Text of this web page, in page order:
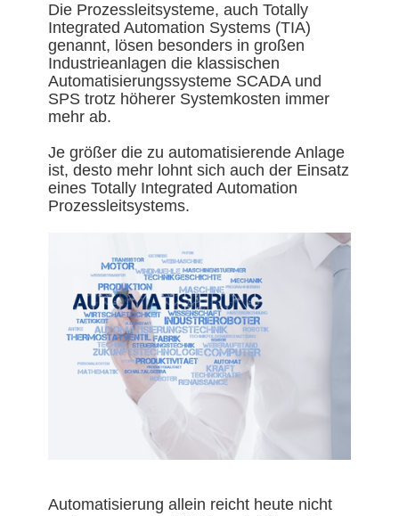
Die Prozessleitsysteme, auch Totally
Integrated Automation Systems (TIA)
genannt, lösen besonders in großen
Industrieanlagen die klassischen
Automatisierungssysteme SCADA und
SPS trotz höherer Systemkosten immer
mehr ab.
Je größer die zu automatisierende Anlage
ist, desto mehr lohnt sich auch der Einsatz
eines Totally Integrated Automation
Prozessleitsystems.
Automatisierung allein reicht heute nicht